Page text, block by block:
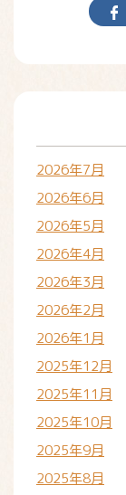
2026年7月
2026年6月
2026年5月
2026年4月
2026年3月
2026年2月
2026年1月
2025年12月
2025年11月
2025年10月
2025年9月
2025年8月